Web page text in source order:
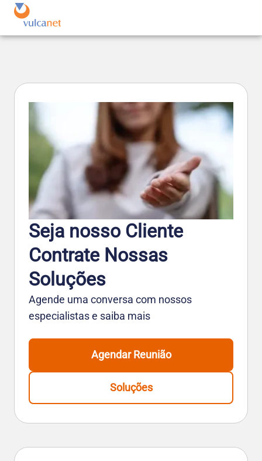
Seja nosso Cliente
Contrate Nossas
Soluções
Agende uma conversa com nossos
especialistas e saiba mais
Agendar Reunião
Soluções